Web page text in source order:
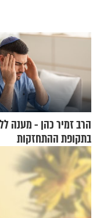
הרב זמיר כהן - מענה
בתקופת ההתחזקות